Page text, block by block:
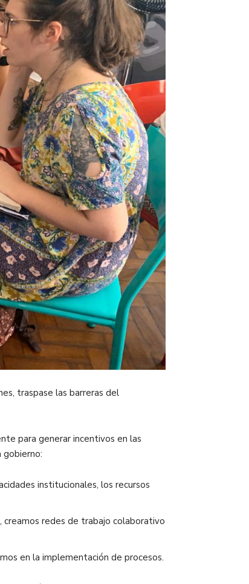
traspase las barreras del
para generar incentivos en las
gobierno:
institucionales, los recursos
creamos redes de trabajo colaborativo
en la implementación de procesos.